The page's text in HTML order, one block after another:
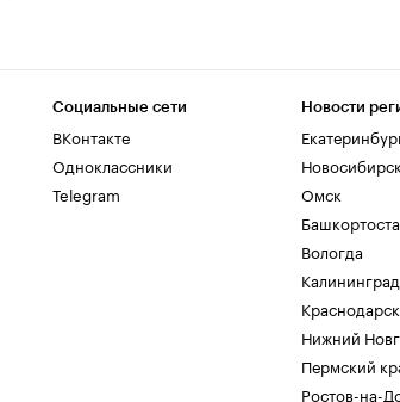
Социальные сети
ВКонтакте
Одноклассники
Telegram
Новости
Новосибирск
Омск
Вологда
Калининград
Нижний
Пермский
Ростов-на-